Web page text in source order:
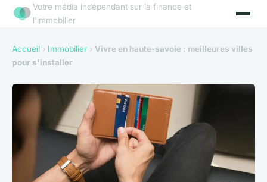
Votre média indépendant sur la finance et
l'immobilier
Accueil › Immobilier › Vivre en haute-savoie : meilleures villes
pour s'installer